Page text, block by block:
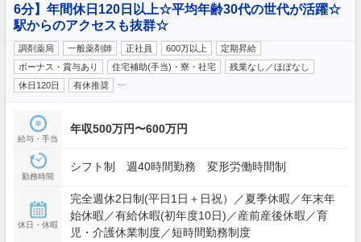
6分】年間休日120日以上☆平均年齢30代の世代が活躍☆
駅からのアクセスも抜群☆
調剤薬局 一般薬剤師 正社員 600万以上
定期昇給
ボーナス・賞与あり
住宅補助(手当)・寮・社宅
残業なし／ほぼなし
休日120日
有休推奨
給与・手当
年収500万円〜600万円
勤務時間
シフト制 週40時間勤務 変形労働時間制
休日・休暇
完全週休2日制(平日1日＋日祝）／夏季休暇／年末年
始休暇／有給休暇(初年度10日)／産前産後休暇／育
児・介護休業制度／短時間勤務制度